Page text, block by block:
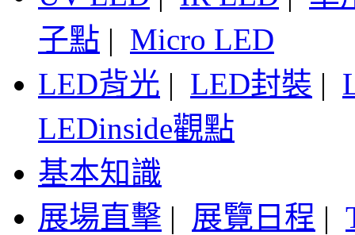
子點 | Micro LED
LED背光 | LED封裝 |
LEDinside觀點
基本知識
展場直擊 | 展覽日程 |